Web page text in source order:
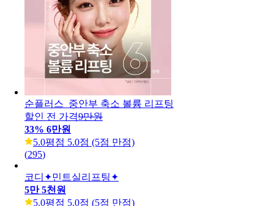
순플러스_중안부 축소 볼륨 리프팅
할인 전 가격9만원
33% 6만원
5.0평점 5.0점 (5점 만점)
(295)
코디✦민트실리프팅✦
5만 5천원
5.0평점 5.0점 (5점 만점)